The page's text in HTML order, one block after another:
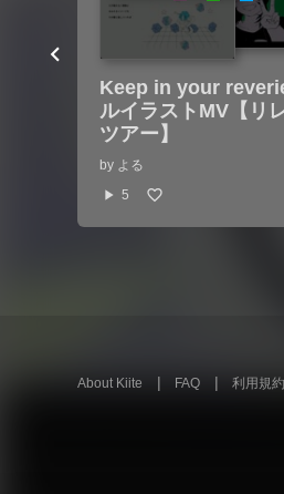
Keep in your
ルイラストMV【リ
ツアー】
by よる
play_arrow 5
About Kiite FAQ 利用規約